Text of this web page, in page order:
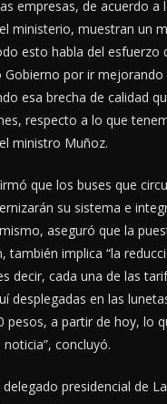
empresas, de acuerdo a
ministerio, muestran un
esto habla del esfuerzo
Gobierno por ir
esa brecha de calidad
respecto a lo que
ministro Muñoz.
que los buses que
su sistema e
aseguró que la
también implica “la
decir, cada una de las
desplegadas en las
pesos, a partir de hoy, lo
concluyó.
presidencial de